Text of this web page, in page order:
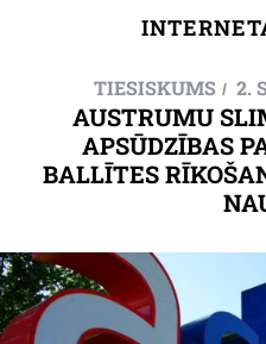
TIESISKUMS 2.
AUSTRUMU
APSŪDZĪBAS
BALLĪTES